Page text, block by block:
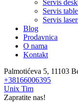
Servis
Servis
Servis
Blog
Prodavnica
O nama
Kontakt
Palmotićeva 5, 11103
+38166006395
Unix Tim
Zapratite nas!